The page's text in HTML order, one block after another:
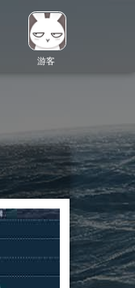
游客